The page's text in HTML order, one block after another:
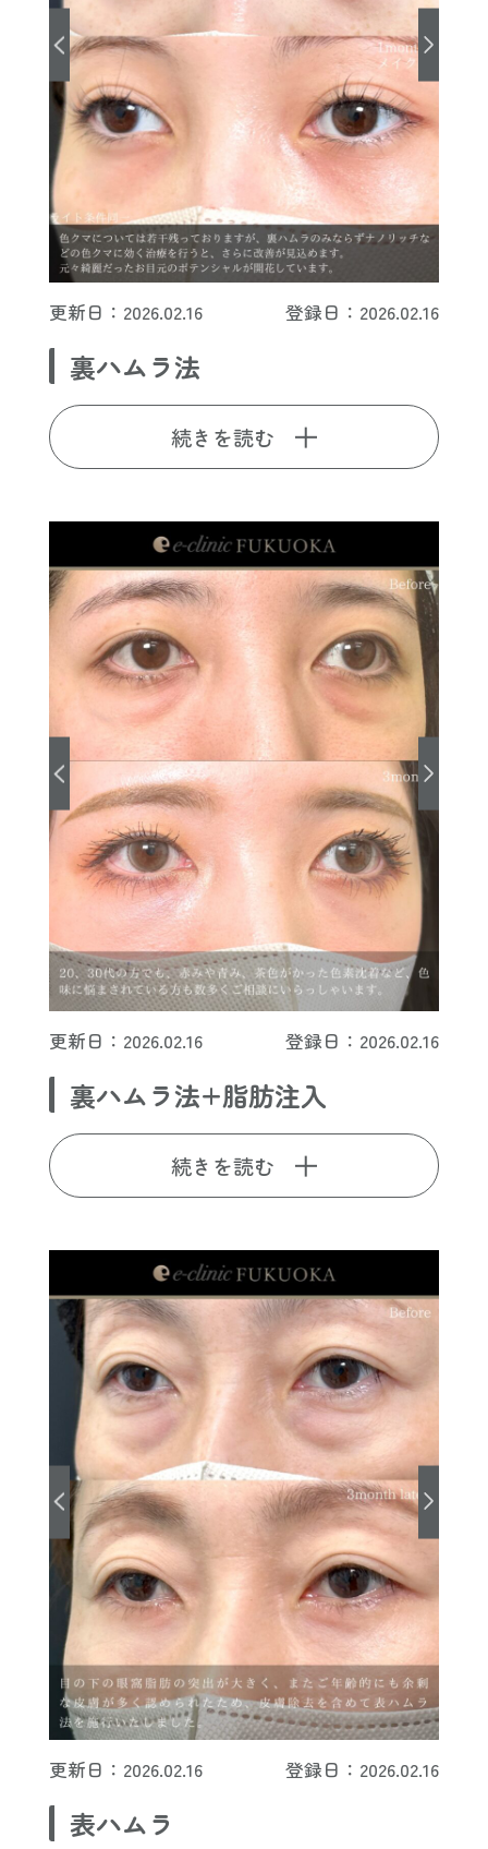
更新日：2026.02.16 登録日：2026.02.16
裏ハムラ法
続きを読む
更新日：2026.02.16 登録日：2026.02.16
裏ハムラ法+脂肪注入
続きを読む
更新日：2026.02.16 登録日：2026.02.16
表ハムラ